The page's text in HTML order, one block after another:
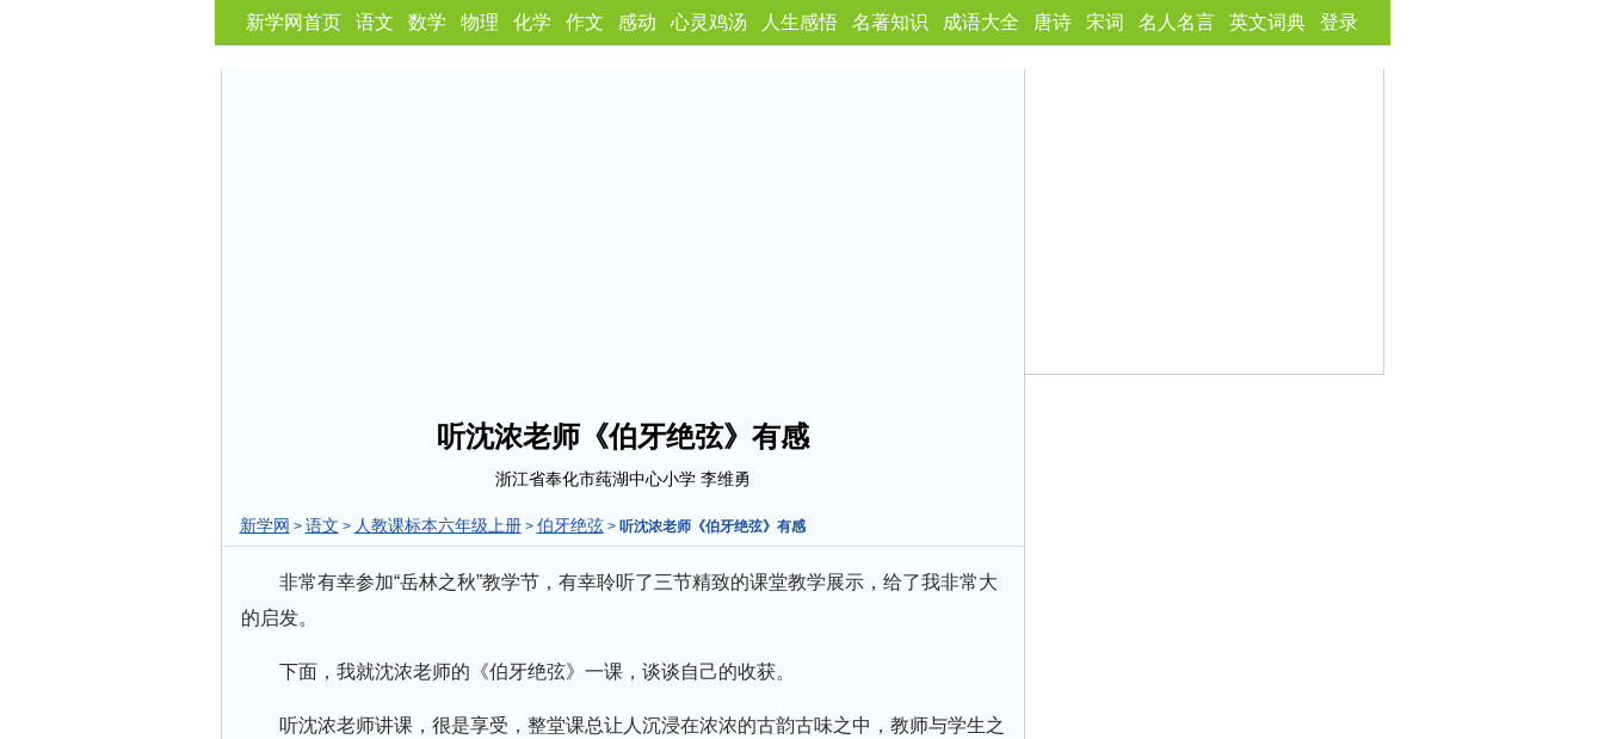
新学网首页 语文 数学 物理 化学 作文 感动 心灵鸡汤 人生感悟 名著知识 成语大全 唐诗 宋词 名人名言 英文词典 登录
听沈浓老师《伯牙绝弦》有感
浙江省奉化市莼湖中心小学 李维勇
新学网 > 语文 > 人教课标本六年级上册> 伯牙绝弦> 听沈浓老师《伯牙绝弦》有感
非常有幸参加“岳林之秋”教学节，有幸聆听了三节精致的课堂教学展示，给了我非常大
的启发。
下面，我就沈浓老师的《伯牙绝弦》一课，谈谈自己的收获。
听沈浓老师讲课，很是享受，整堂课总让人沉浸在浓浓的古韵古味之中，教师与学生之